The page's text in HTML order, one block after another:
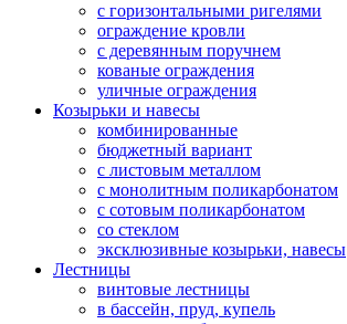
с горизонтальными ригелями
ограждение кровли
с деревянным поручнем
кованые ограждения
уличные ограждения
Козырьки и навесы
комбинированные
бюджетный вариант
с листовым металлом
с монолитным поликарбонатом
с сотовым поликарбонатом
со стеклом
эксклюзивные козырьки, навесы
Лестницы
винтовые лестницы
в бассейн, пруд, купель